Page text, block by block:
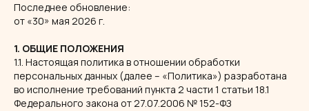
Последнее обновление:
от «30» мая 2026 г.
1. ОБЩИЕ ПОЛОЖЕНИЯ
1.1. Настоящая политика в отношении обработки
персональных данных (далее – «Политика») разработана
во исполнение требований пункта 2 части 1 статьи 18.1
Федерального закона от 27.07.2006 № 152-ФЗ